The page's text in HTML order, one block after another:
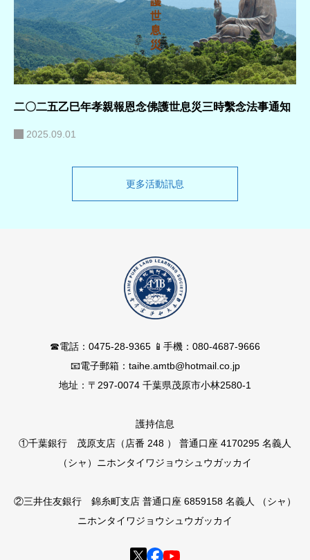
二〇二五乙巳年孝親報恩念佛護世息災三時繫念法事通知
2025.09.01
更多活動訊息
☎電話：0475-28-9365 📱手機：080-4687-9666
📧電子郵箱：taihe.amtb@hotmail.co.jp
地址：〒297-0074 千葉県茂原市小林2580-1
護持信息
①千葉銀行 茂原支店（店番 248 ） 普通口座 4170295 名義人
（シャ）ニホンタイワジョウシュウガッカイ
②三井住友銀行 錦糸町支店 普通口座 6859158 名義人 （シャ）
ニホンタイワジョウシュウガッカイ